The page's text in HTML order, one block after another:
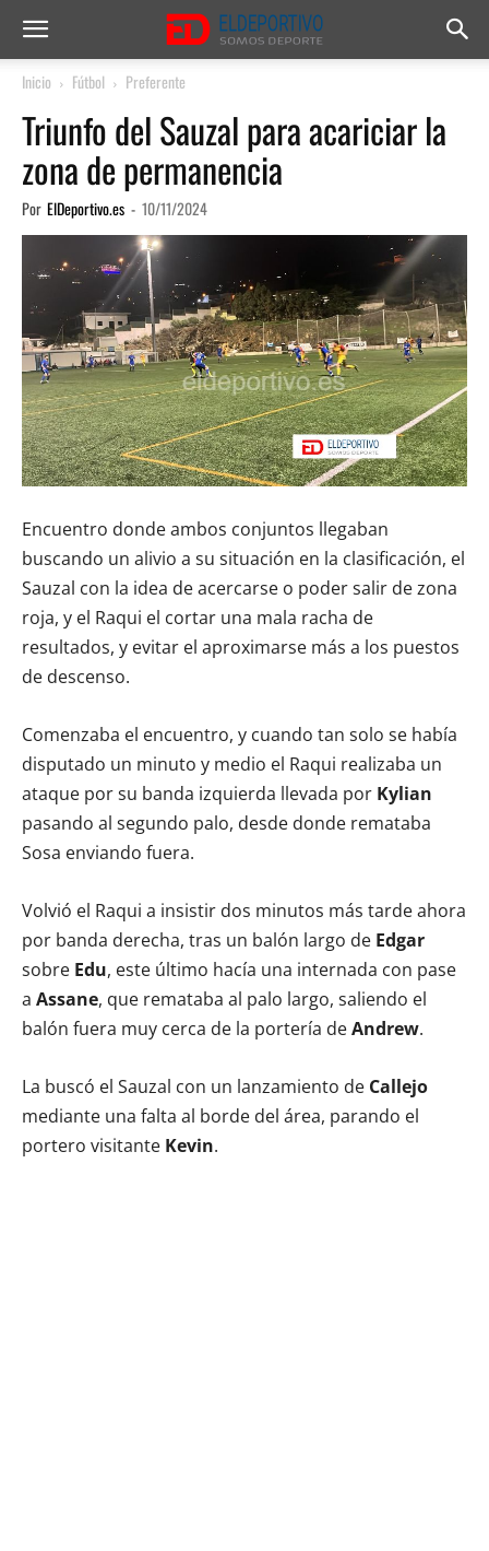
Inicio Fútbol Preferente
Triunfo del Sauzal para acariciar la
zona de permanencia
Por ElDeportivo.es - 10/11/2024
Encuentro donde ambos conjuntos llegaban
buscando un alivio a su situación en la clasificación, el
Sauzal con la idea de acercarse o poder salir de zona
roja, y el Raqui el cortar una mala racha de
resultados, y evitar el aproximarse más a los puestos
de descenso.
Comenzaba el encuentro, y cuando tan solo se había
disputado un minuto y medio el Raqui realizaba un
ataque por su banda izquierda llevada por Kylian
pasando al segundo palo, desde donde remataba
Sosa enviando fuera.
Volvió el Raqui a insistir dos minutos más tarde ahora
por banda derecha, tras un balón largo de Edgar
sobre Edu, este último hacía una internada con pase
a Assane, que remataba al palo largo, saliendo el
balón fuera muy cerca de la portería deAndrew.
La buscó el Sauzal con un lanzamiento de Callejo
mediante una falta al borde del área, parando el
portero visitante Kevin.